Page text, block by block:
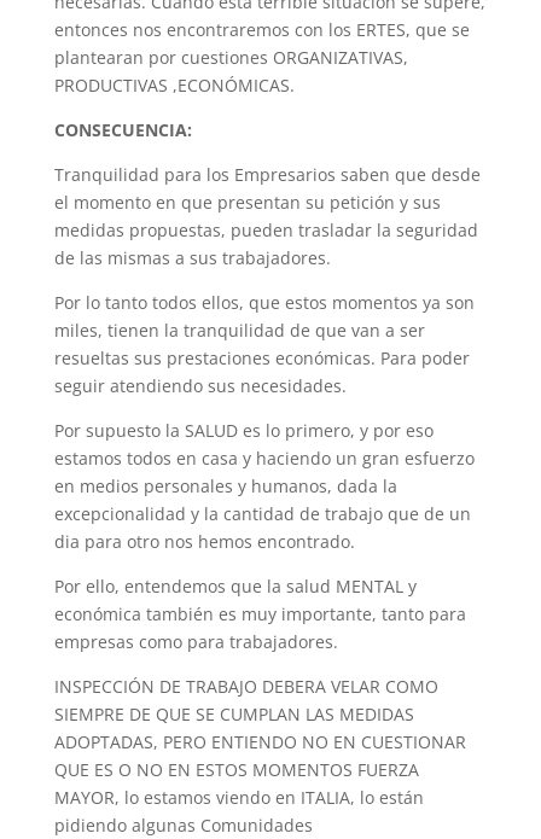
entonces nos encontraremos con los ERTES, que se
plantearan por cuestiones ORGANIZATIVAS,
PRODUCTIVAS ,ECONÓMICAS.
CONSECUENCIA:
Tranquilidad para los Empresarios saben que desde
el momento en que presentan su petición y sus
medidas propuestas, pueden trasladar la seguridad
de las mismas a sus trabajadores.
Por lo tanto todos ellos, que estos momentos ya son
miles, tienen la tranquilidad de que van a ser
resueltas sus prestaciones económicas. Para poder
seguir atendiendo sus necesidades.
Por supuesto la SALUD es lo primero, y por eso
estamos todos en casa y haciendo un gran esfuerzo
en medios personales y humanos, dada la
excepcionalidad y la cantidad de trabajo que de un
dia para otro nos hemos encontrado.
Por ello, entendemos que la salud MENTAL y
económica también es muy importante, tanto para
empresas como para trabajadores.
INSPECCIÓN DE TRABAJO DEBERA VELAR COMO
SIEMPRE DE QUE SE CUMPLAN LAS MEDIDAS
ADOPTADAS, PERO ENTIENDO NO EN CUESTIONAR
QUE ES O NO EN ESTOS MOMENTOS FUERZA
MAYOR, lo estamos viendo en ITALIA, lo están
pidiendo algunas Comunidades